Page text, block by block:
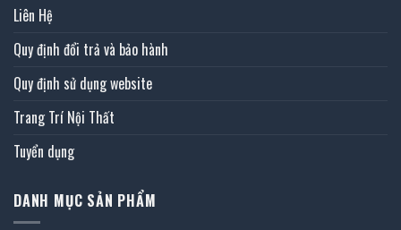
Liên Hệ
Quy định đổi trả và bảo hành
Quy định sử dụng website
Trang Trí Nội Thất
Tuyển dụng
DANH MỤC SẢN PHẨM